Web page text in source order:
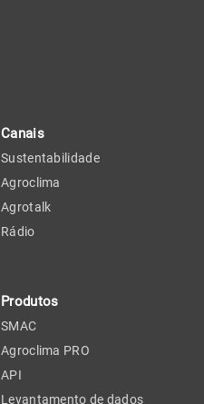
Canais
Sustentabilidade
Agroclima
Agrotalk
Rádio
Produtos
SMAC
Agroclima PRO
API
Levantamento de dados